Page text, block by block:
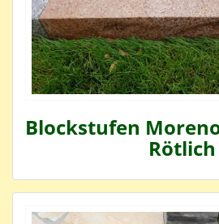
Blockstufen
Rötlich